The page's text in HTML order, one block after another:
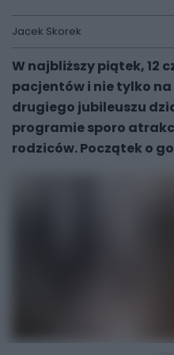
Jacek Skorek
W najbliższy piątek, 12
pacjentów i nie tylko
drugiego jubileuszu
programie sporo
rodziców. Początek o